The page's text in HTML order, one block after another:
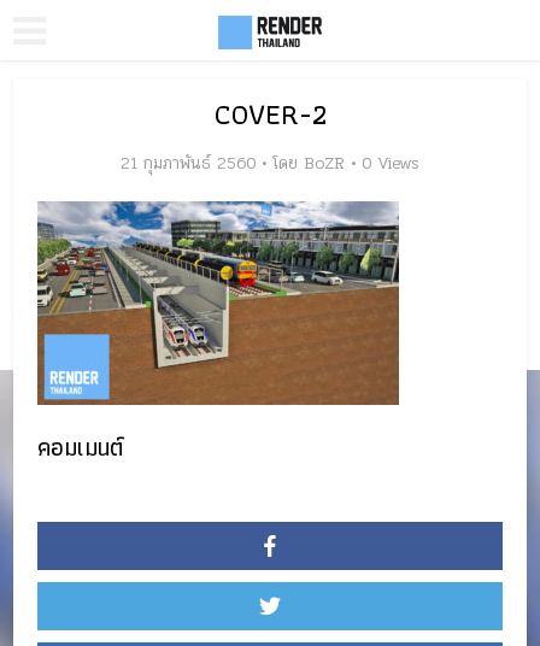
COVER-2
21 กุมภาพันธ์ 2560 โดย BoZR 0 Views
คอมเมนต์